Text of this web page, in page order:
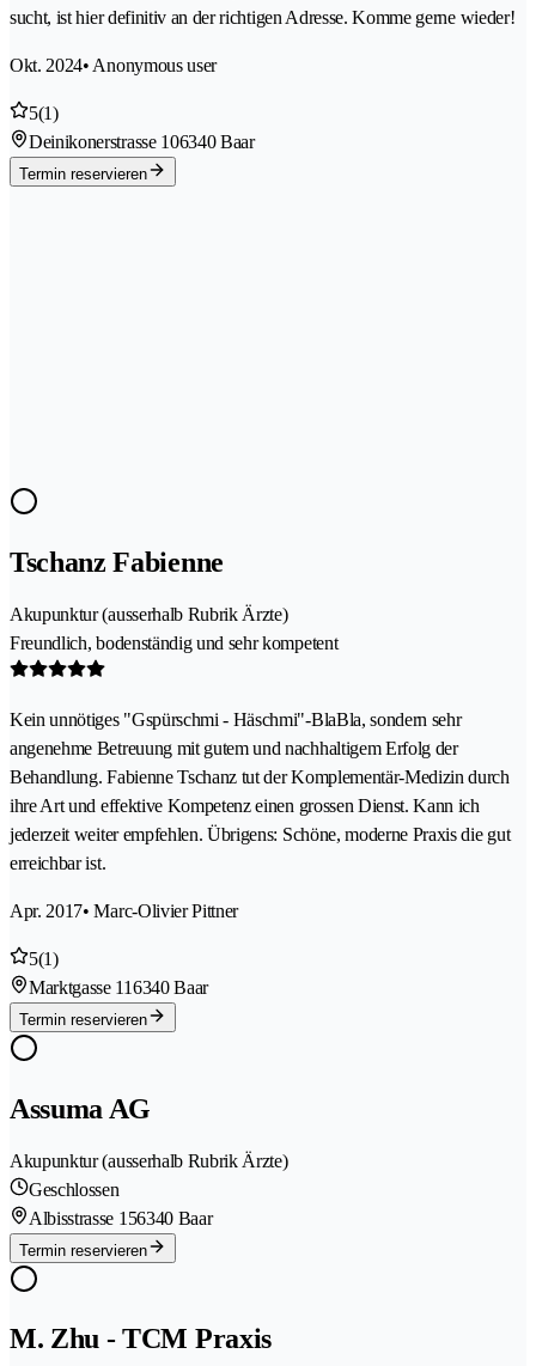
sucht, ist hier definitiv an der richtigen Adresse. Komme gerne wieder!
Okt. 2024• Anonymous user
5(1)
Deinikonerstrasse 106340 Baar
Termin reservieren
Tschanz Fabienne
Akupunktur (ausserhalb Rubrik Ärzte)
Freundlich, bodenständig und sehr kompetent
Kein unnötiges "Gspürschmi - Häschmi"-BlaBla, sondern sehr
angenehme Betreuung mit gutem und nachhaltigem Erfolg der
Behandlung. Fabienne Tschanz tut der Komplementär-Medizin durch
ihre Art und effektive Kompetenz einen grossen Dienst. Kann ich
jederzeit weiter empfehlen. Übrigens: Schöne, moderne Praxis die gut
erreichbar ist.
Apr. 2017• Marc-Olivier Pittner
5(1)
Marktgasse 116340 Baar
Termin reservieren
Assuma AG
Akupunktur (ausserhalb Rubrik Ärzte)
Geschlossen
Albisstrasse 156340 Baar
Termin reservieren
M. Zhu - TCM Praxis